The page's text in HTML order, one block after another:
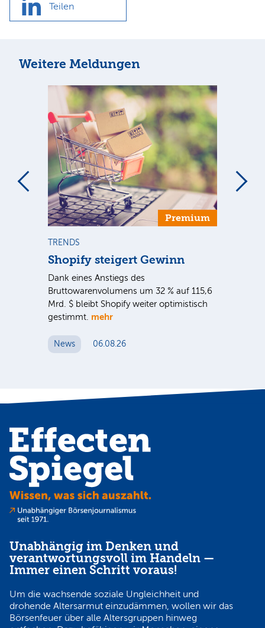
Teilen
Weitere Meldungen
Premium
TRENDS
Shopify steigert Gewinn
Dank eines Anstiegs des
Bruttowarenvolumens um 32 % auf 115,6
Mrd. $ bleibt Shopify weiter optimistisch
gestimmt. mehr
News 06.08.26
Unabhängig im Denken und
verantwortungsvoll im Handeln —
Immer einen Schritt voraus!
Um die wachsende soziale Ungleichheit und
drohende Altersarmut einzudämmen, wollen wir das
Börsenfeuer über alle Altersgruppen hinweg